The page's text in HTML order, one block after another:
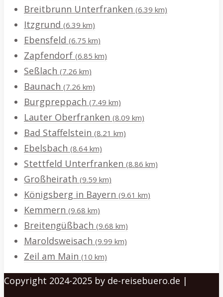
Breitbrunn Unterfranken (6.39 km)
Itzgrund (6.39 km)
Ebensfeld (6.75 km)
Zapfendorf (6.85 km)
Seßlach (7.26 km)
Baunach (7.26 km)
Burgpreppach (7.49 km)
Lauter Oberfranken (8.09 km)
Bad Staffelstein (8.21 km)
Ebelsbach (8.64 km)
Stettfeld Unterfranken (8.86 km)
Großheirath (9.59 km)
Königsberg in Bayern (9.61 km)
Kemmern (9.68 km)
Breitengüßbach (9.68 km)
Maroldsweisach (9.99 km)
Zeil am Main (10 km)
Copyright 2024-2025 by de-reisebuero.de |